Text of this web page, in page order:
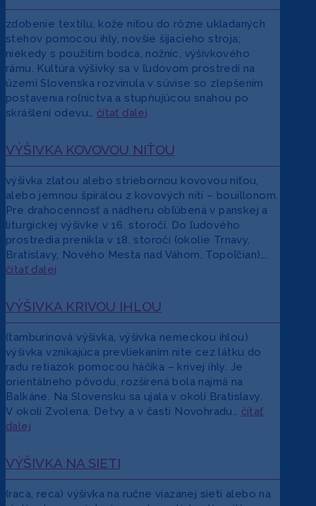
zdobenie textilu, kože niťou do rôzne ukladaných
stehov pomocou ihly, novšie šijacieho stroja;
niekedy s použitím bodca, nožníc, výšivkového
rámu. Kultúra výšivky sa v ľudovom prostredí na
území Slovenska rozvinula v súvise so zlepšením
postavenia roľníctva a stupňujúcou snahou po
skrášlení odevu… čítať ďalej
VÝŠIVKA KOVOVOU NIŤOU
výšivka zlatou alebo striebornou kovovou niťou,
alebo jemnou špirálou z kovových nití – bouillonom.
Pre drahocennosť a nádheru obľúbená v panskej a
liturgickej výšivke v 16. storočí. Do ľudového
prostredia prenikla v 18. storočí (okolie Trnavy,
Bratislavy, Nového Mesta nad Váhom, Topoľčian)….
čítať ďalej
VÝŠIVKA KRIVOU IHLOU
(tamburínová výšivka, výšivka nemeckou ihlou)
výšivka vznikajúca prevliekaním nite cez látku do
radu retiazok pomocou háčika – krivej ihly. Je
orientálneho pôvodu, rozšírená bola najmä na
Balkáne. Na Slovensku sa ujala v okolí Bratislavy.
V okolí Zvolena, Detvy a v časti Novohradu… čítať
ďalej
VÝŠIVKA NA SIETI
(raca, reca) výšivka na ručne viazanej sieti alebo na